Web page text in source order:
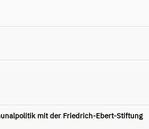
mit der Friedrich-Ebert-Stiftung